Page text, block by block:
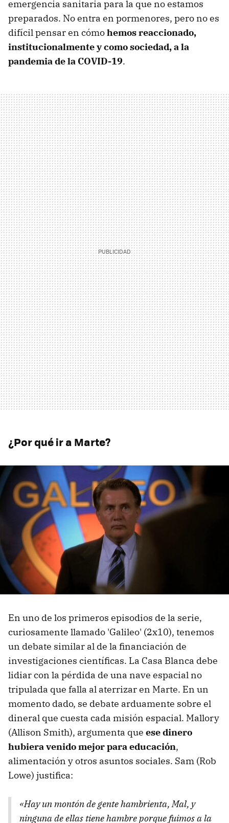
emergencia sanitaria para la que no estamos
preparados. No entra en pormenores, pero no es
difícil pensar en cómohemos reaccionado,
institucionalmente y como sociedad, a la
pandemia de la COVID-19.
¿Por qué ir a Marte?
En uno de los primeros episodios de la serie,
curiosamente llamado 'Galileo' (2x10), tenemos
un debate similar al de la financiación de
investigaciones científicas. La Casa Blanca debe
lidiar con la pérdida de una nave espacial no
tripulada que falla al aterrizar en Marte. En un
momento dado, se debate arduamente sobre el
dineral que cuesta cada misión espacial. Mallory
(Allison Smith), argumenta que ese dinero
hubiera venido mejor para educación,
alimentación y otros asuntos sociales. Sam (Rob
Lowe) justifica:
«Hay un montón de gente hambrienta, Mal, y
ninguna de ellas tiene hambre porque fuimos a la